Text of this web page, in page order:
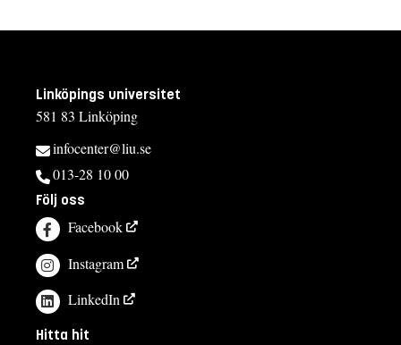
Linköpings universitet
581 83 Linköping
infocenter@liu.se
013-28 10 00
Följ oss
Facebook
Instagram
LinkedIn
Hitta hit